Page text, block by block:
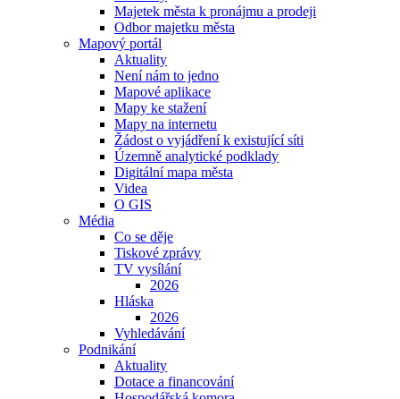
Majetek města k pronájmu a prodeji
Odbor majetku města
Mapový portál
Aktuality
Není nám to jedno
Mapové aplikace
Mapy ke stažení
Mapy na internetu
Žádost o vyjádření k existující síti
Územně analytické podklady
Digitální mapa města
Videa
O GIS
Média
Co se děje
Tiskové zprávy
TV vysílání
2026
Hláska
2026
Vyhledávání
Podnikání
Aktuality
Dotace a financování